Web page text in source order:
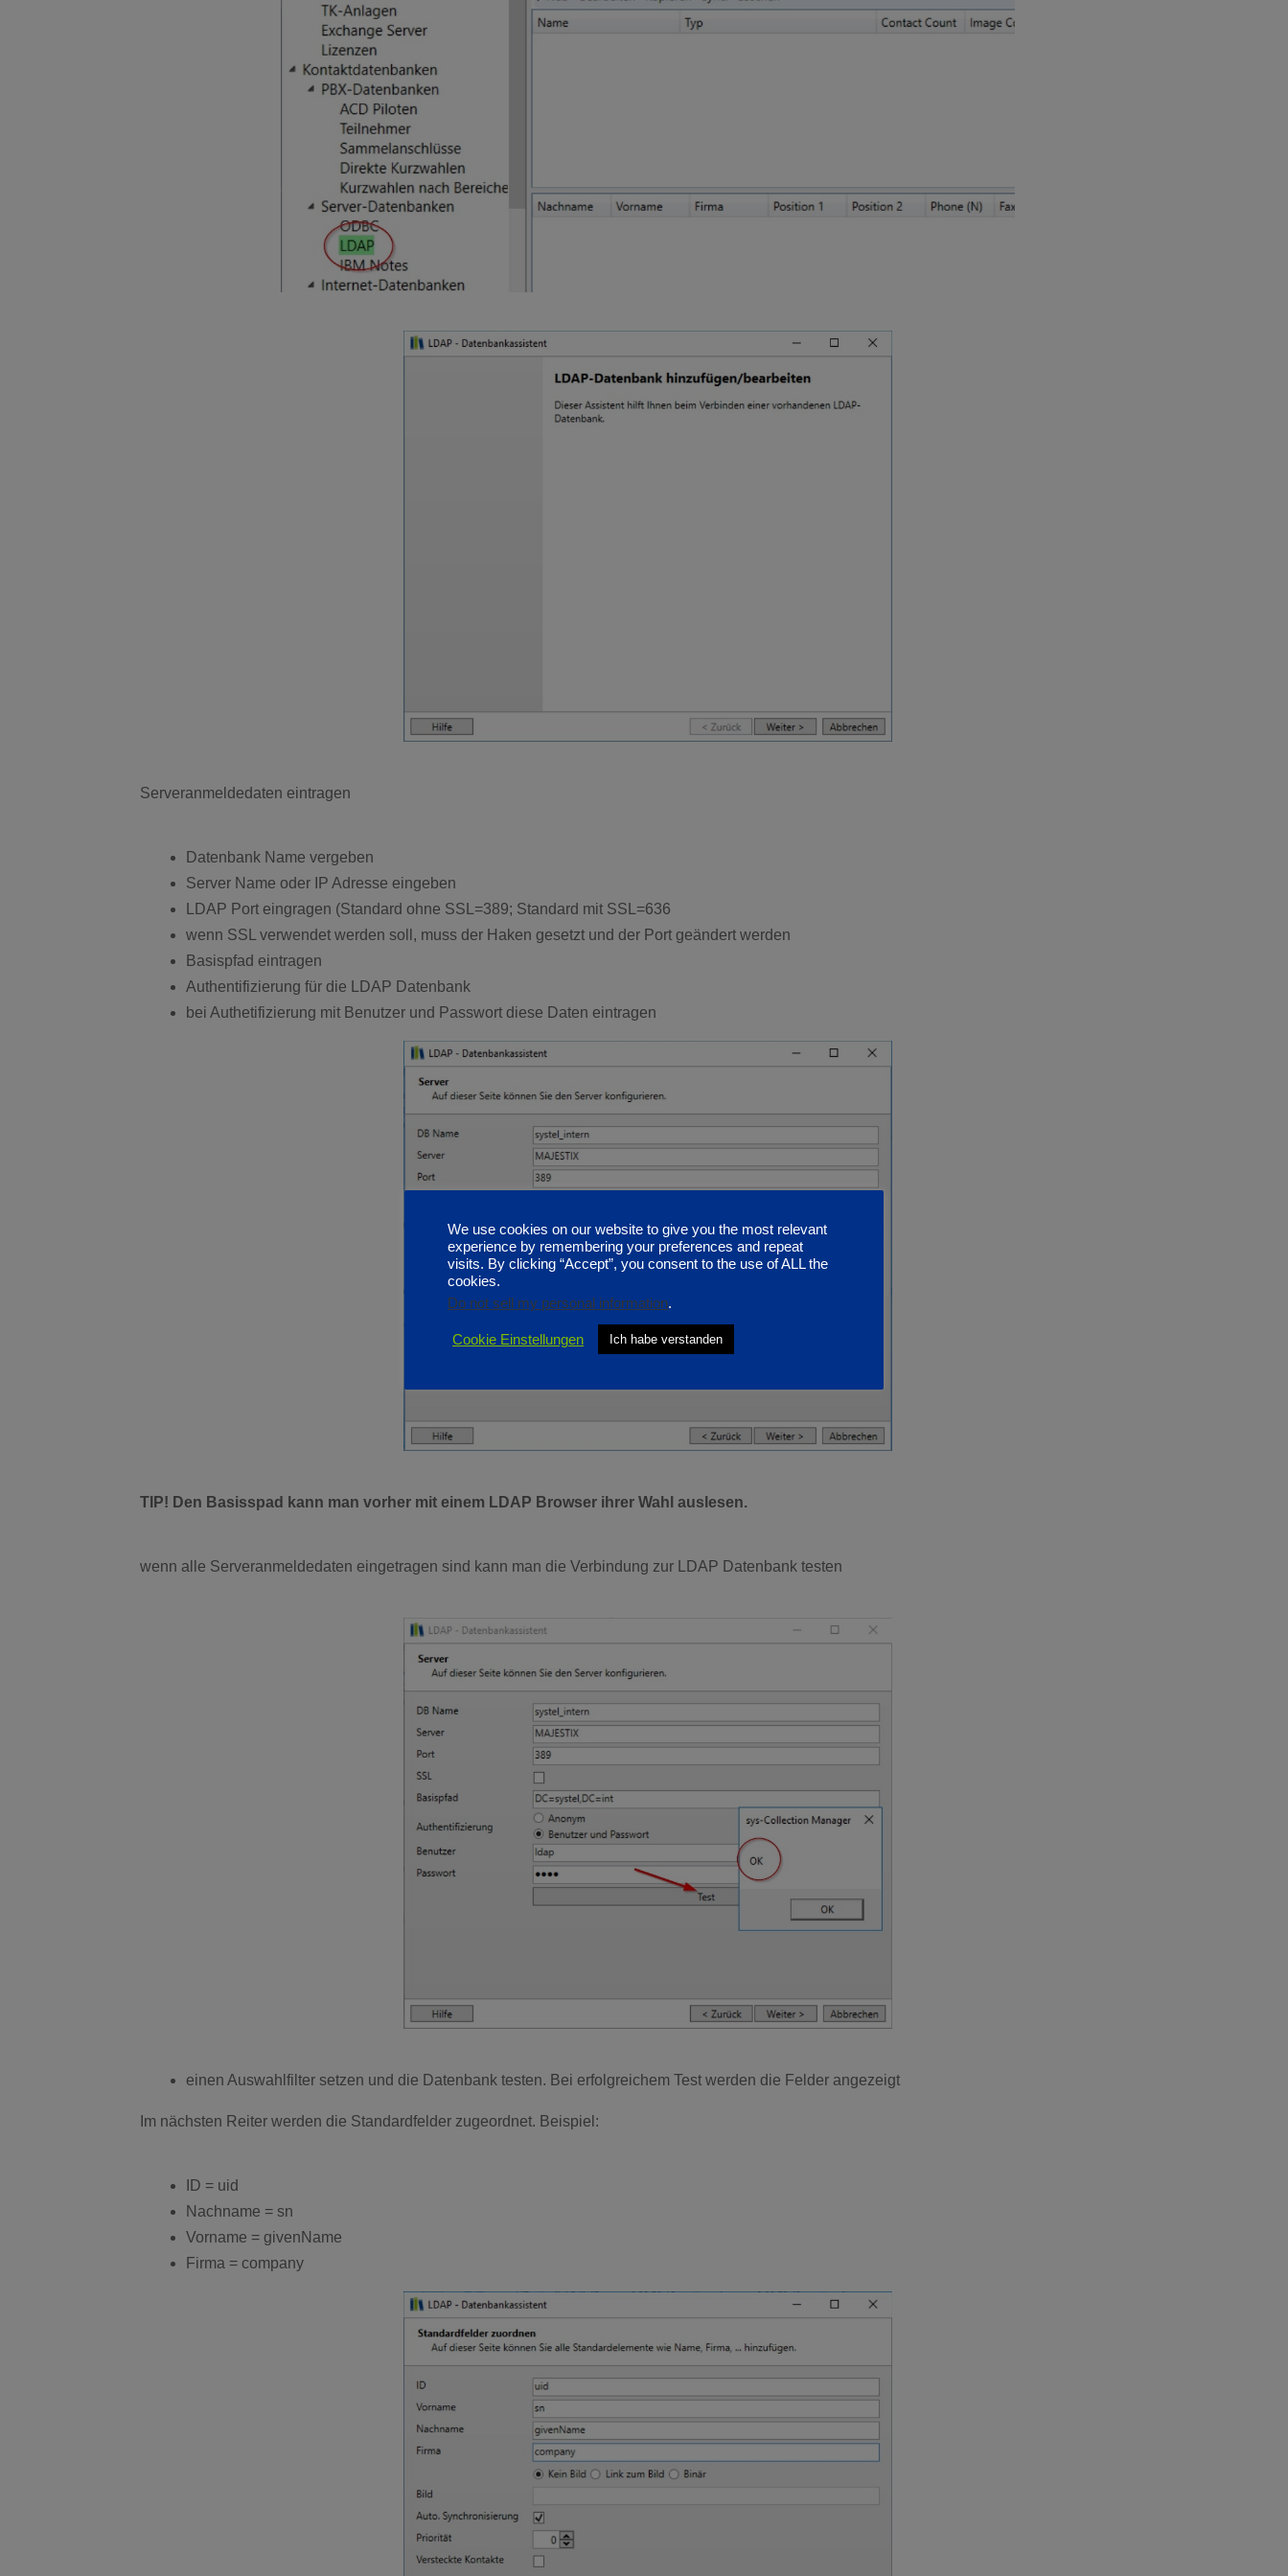
Serveranmeldedaten eintragen
Datenbank Name vergeben
Server Name oder IP Adresse eingeben
LDAP Port eingragen (Standard ohne SSL=389; Standard mit SSL=636
wenn SSL verwendet werden soll, muss der Haken gesetzt und der Port geändert werden
Basispfad eintragen
Authentifizierung für die LDAP Datenbank
bei Authetifizierung mit Benutzer und Passwort diese Daten eintragen
TIP! Den Basisspad kann man vorher mit einem LDAP Browser ihrer Wahl auslesen.
wenn alle Serveranmeldedaten eingetragen sind kann man die Verbindung zur LDAP Datenbank testen
einen Auswahlfilter setzen und die Datenbank testen. Bei erfolgreichem Test werden die Felder angezeigt
Im nächsten Reiter werden die Standardfelder zugeordnet. Beispiel:
ID = uid
Nachname = sn
Vorname = givenName
Firma = company
We use cookies on our website to give you the most relevant
experience by remembering your preferences and repeat
visits. By clicking “Accept”, you consent to the use of ALL the
cookies.
Do not sell my personal information.
Cookie Einstellungen Ich habe verstanden